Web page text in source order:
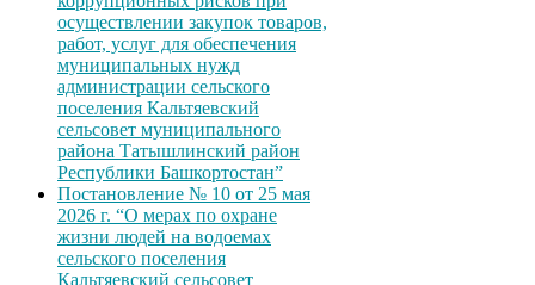
осуществлении закупок товаров,
работ, услуг для обеспечения
муниципальных нужд
администрации сельского
поселения Кальтяевский
сельсовет муниципального
района Татышлинский район
Республики Башкортостан”
Постановление № 10 от 25 мая
2026 г. “О мерах по охране
жизни людей на водоемах
сельского поселения
Кальтяевский сельсовет